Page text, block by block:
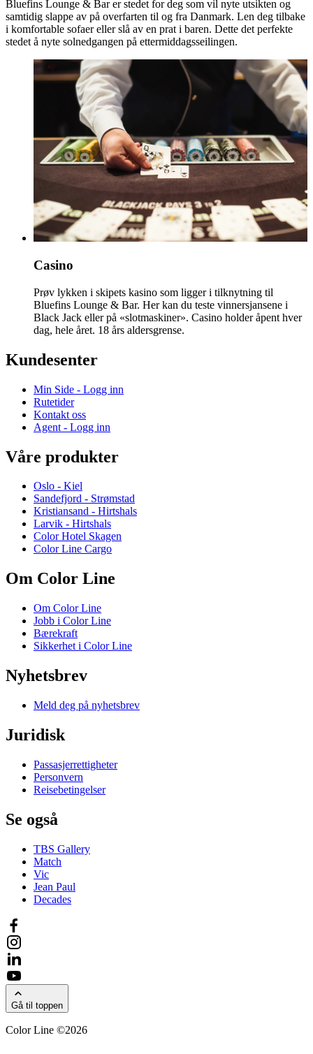
Bluefins Lounge & Bar er stedet for deg som vil nyte utsikten og
samtidig slappe av på overfarten til og fra Danmark. Len deg tilbake
i komfortable sofaer eller slå av en prat i baren. Dette det perfekte
stedet å nyte solnedgangen på ettermiddagsseilingen.
Casino
Prøv lykken i skipets kasino som ligger i tilknytning til
Bluefins Lounge & Bar. Her kan du teste vinnersjansene i
Black Jack eller på «slotmaskiner». Casino holder åpent hver
dag, hele året. 18 års aldersgrense.
Kundesenter
Min Side - Logg inn
Rutetider
Kontakt oss
Agent - Logg inn
Våre produkter
Oslo - Kiel
Sandefjord - Strømstad
Kristiansand - Hirtshals
Larvik - Hirtshals
Color Hotel Skagen
Color Line Cargo
Om Color Line
Om Color Line
Jobb i Color Line
Bærekraft
Sikkerhet i Color Line
Nyhetsbrev
Meld deg på nyhetsbrev
Juridisk
Passasjerrettigheter
Personvern
Reisebetingelser
Se også
TBS Gallery
Match
Vic
Jean Paul
Decades
Gå til toppen
Color Line ©2026